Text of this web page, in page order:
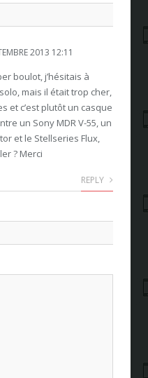
2013 12:11
boulot, j’hésitais à
mais il était trop cher,
et c’est plutôt un casque
un Sony MDR V-55, un
et le Stellseries Flux,
? Merci
REPLY